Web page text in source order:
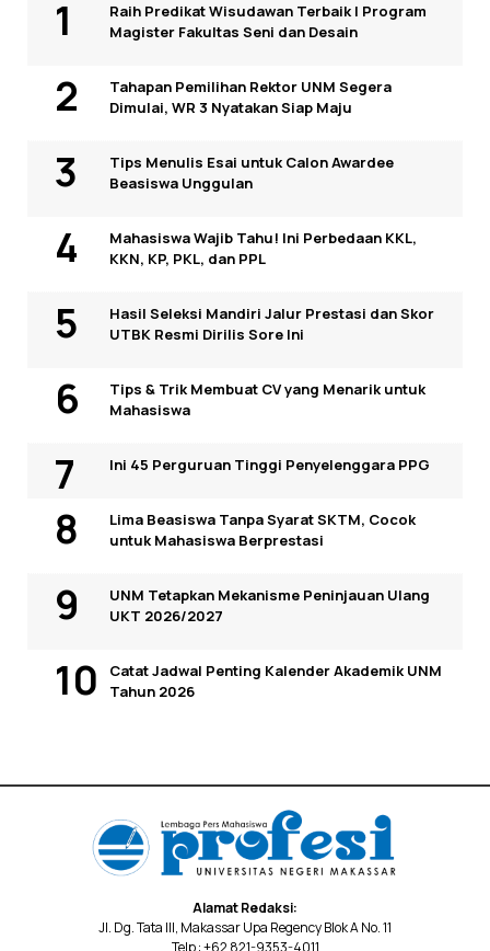
Raih Predikat Wisudawan Terbaik I Program
Magister Fakultas Seni dan Desain
Tahapan Pemilihan Rektor UNM Segera
Dimulai, WR 3 Nyatakan Siap Maju
Tips Menulis Esai untuk Calon Awardee
Beasiswa Unggulan
Mahasiswa Wajib Tahu! Ini Perbedaan KKL,
KKN, KP, PKL, dan PPL
Hasil Seleksi Mandiri Jalur Prestasi dan Skor
UTBK Resmi Dirilis Sore Ini
Tips & Trik Membuat CV yang Menarik untuk
Mahasiswa
Ini 45 Perguruan Tinggi Penyelenggara PPG
Lima Beasiswa Tanpa Syarat SKTM, Cocok
untuk Mahasiswa Berprestasi
UNM Tetapkan Mekanisme Peninjauan Ulang
UKT 2026/2027
Catat Jadwal Penting Kalender Akademik UNM
Tahun 2026
Alamat Redaksi:
Jl. Dg. Tata III, Makassar Upa Regency Blok A No. 11